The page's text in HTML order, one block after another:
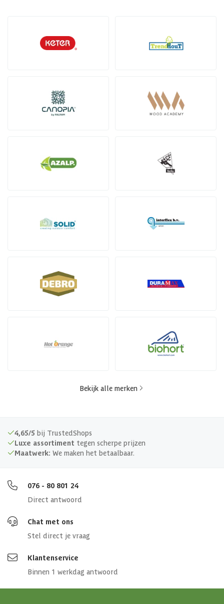
Bekijk alle merken
4,65/5 bij TrustedShops
Luxe assortiment tegen scherpe prijzen
Maatwerk: We maken het betaalbaar.
076 - 80 801 24
Direct antwoord
Chat met ons
Stel direct je vraag
Klantenservice
Binnen 1 werkdag antwoord